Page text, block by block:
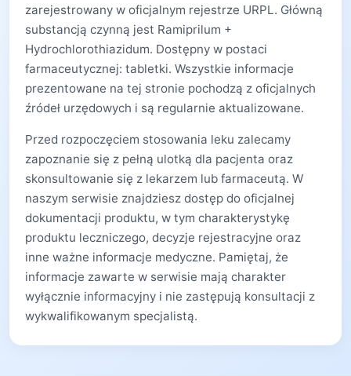
zarejestrowany w oficjalnym rejestrze URPL. Główną
substancją czynną jest Ramiprilum +
Hydrochlorothiazidum. Dostępny w postaci
farmaceutycznej: tabletki. Wszystkie informacje
prezentowane na tej stronie pochodzą z oficjalnych
źródeł urzędowych i są regularnie aktualizowane.
Przed rozpoczęciem stosowania leku zalecamy
zapoznanie się z pełną ulotką dla pacjenta oraz
skonsultowanie się z lekarzem lub farmaceutą. W
naszym serwisie znajdziesz dostęp do oficjalnej
dokumentacji produktu, w tym charakterystykę
produktu leczniczego, decyzje rejestracyjne oraz
inne ważne informacje medyczne. Pamiętaj, że
informacje zawarte w serwisie mają charakter
wyłącznie informacyjny i nie zastępują konsultacji z
wykwalifikowanym specjalistą.